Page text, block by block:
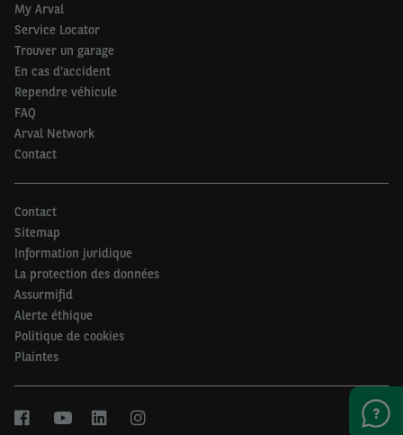
My Arval
Service Locator
Trouver un garage
En cas d'accident
Rependre véhicule
FAQ
Arval Network
Contact
Contact
Sitemap
Information juridique
La protection des données
Assurmifid
Alerte éthique
Politique de cookies
Plaintes